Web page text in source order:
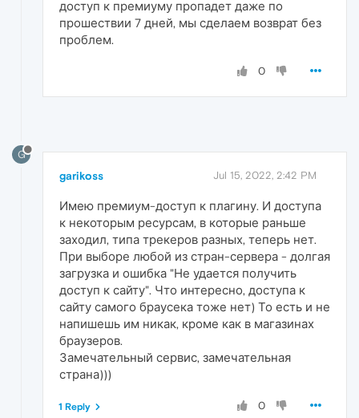
доступ к премиуму пропадет даже по
прошествии 7 дней, мы сделаем возврат без
проблем.
0
G
garikoss Jul 15, 2022, 2:42 PM
Имею премиум-доступ к плагину. И доступа
к некоторым ресурсам, в которые раньше
заходил, типа трекеров разных, теперь нет.
При выборе любой из стран-сервера - долгая
загрузка и ошибка "Не удается получить
доступ к сайту". Что интересно, доступа к
сайту самого браусека тоже нет) То есть и не
напишешь им никак, кроме как в магазинах
браузеров.
Замечательный сервис, замечательная
страна)))
0
1 Reply